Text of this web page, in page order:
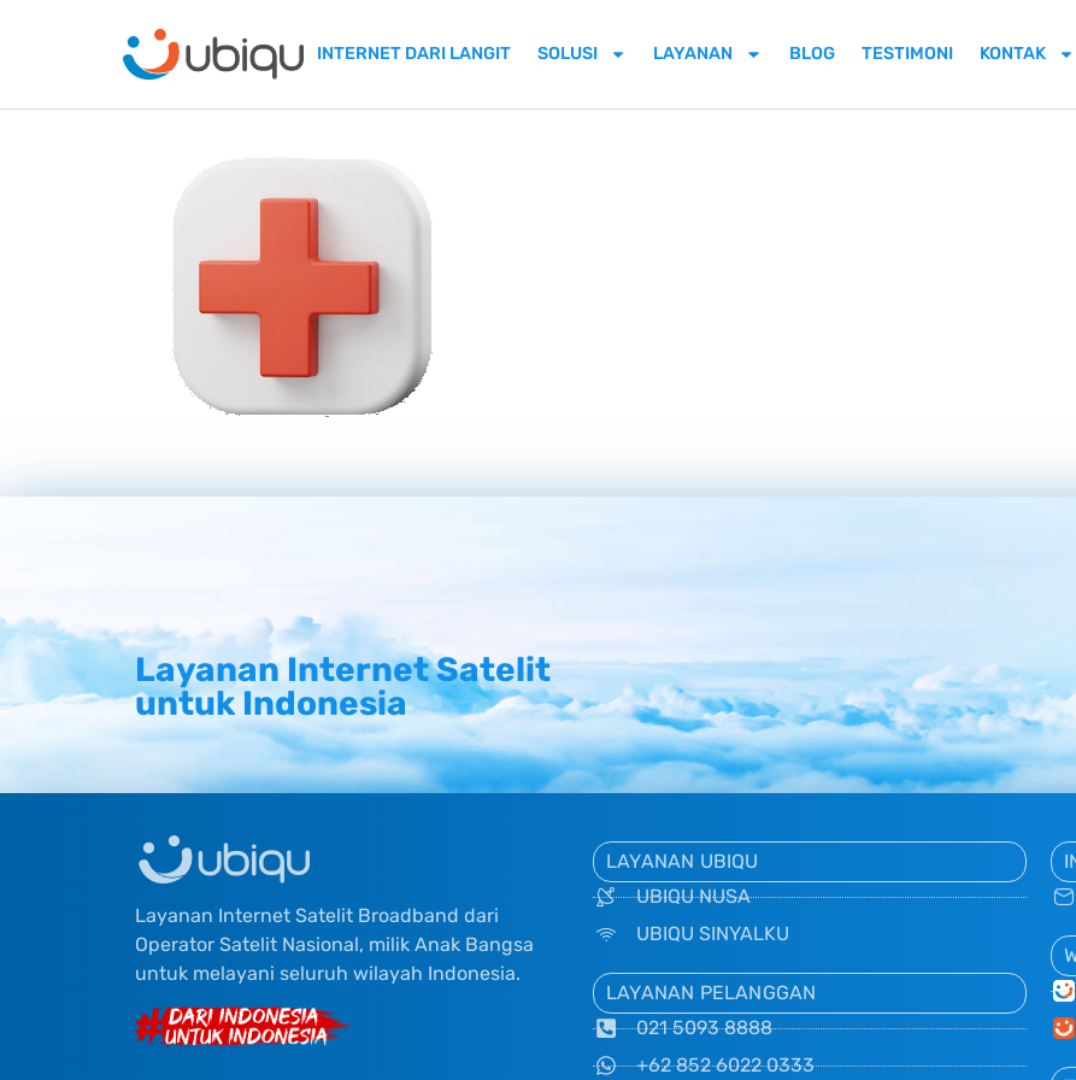
INTERNET DARI LANGIT SOLUSI LAYANAN BLOG TESTIMONI KONTAK
Layanan Internet Satelit
untuk Indonesia
Layanan Internet Satelit Broadband dari
Operator Satelit Nasional, milik Anak Bangsa
untuk melayani seluruh wilayah Indonesia.
LAYANAN UBIQU
UBIQU NUSA
UBIQU SINYALKU
LAYANAN PELANGGAN
021 5093 8888
+62 852 6022 0333